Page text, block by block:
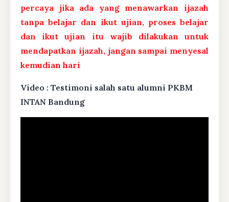
percaya jika ada yang menawarkan ijazah
tanpa belajar dan ikut ujian, proses belajar
dan ikut ujian itu wajib dilakukan untuk
mendapatkan ijazah, jangan sampai menyesal
kemudian hari
Video : Testimoni salah satu alumni PKBM
INTAN Bandung